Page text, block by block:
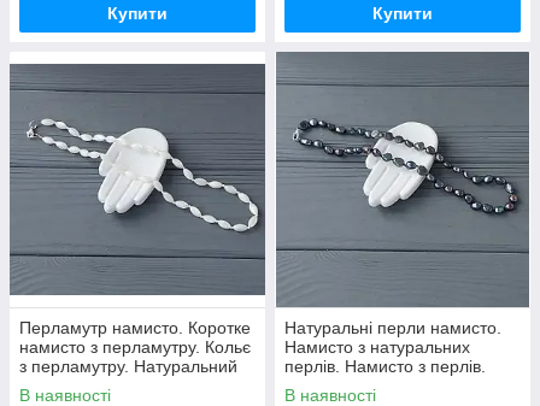
Купити Купити
Перламутр намисто. Коротке
намисто з перламутру. Кольє
з перламутру. Натуральний
перламутр намисто. Індія!
В наявності
Натуральні перли намисто.
Намисто з натуральних
перлів. Намисто з перлів.
Індія!
В наявності